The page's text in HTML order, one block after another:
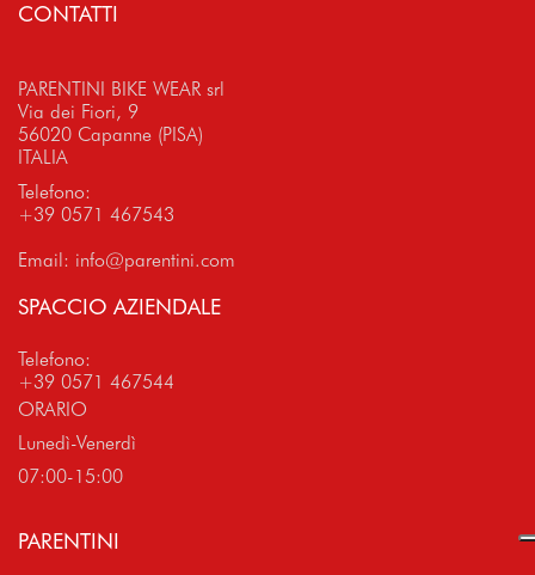
CONTATTI
PARENTINI BIKE WEAR srl
Via dei Fiori, 9
56020 Capanne (PISA)
ITALIA
Telefono:
+39 0571 467543
Email: info@parentini.com
SPACCIO AZIENDALE
Telefono:
+39 0571 467544
ORARIO
Lunedì-Venerdì
07:00-15:00
PARENTINI